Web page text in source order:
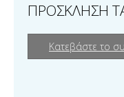
ΠΡΟΣΚΛΗΣΗ
Κατεβάστε το